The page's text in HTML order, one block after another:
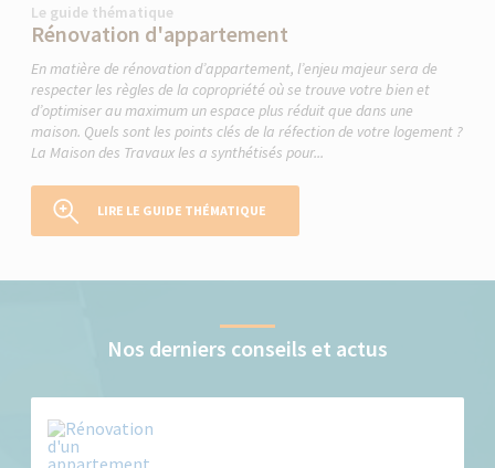
Le guide thématique
Rénovation d'appartement
En matière de rénovation d’appartement, l’enjeu majeur sera de
respecter les règles de la copropriété où se trouve votre bien et
d’optimiser au maximum un espace plus réduit que dans une
maison. Quels sont les points clés de la réfection de votre logement ?
La Maison des Travaux les a synthétisés pour...
LIRE LE GUIDE THÉMATIQUE
Nos derniers conseils et actus